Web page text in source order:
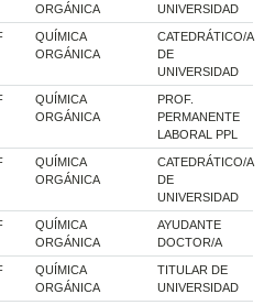
ORGÁNICA
UNIVERSIDAD
QUÍMICA
ORGÁNICA
CATEDRÁTICO/A
DE
UNIVERSIDAD
QUÍMICA
ORGÁNICA
PROF.
PERMANENTE
LABORAL PPL
QUÍMICA
ORGÁNICA
CATEDRÁTICO/A
DE
UNIVERSIDAD
QUÍMICA
ORGÁNICA
AYUDANTE
DOCTOR/A
QUÍMICA
ORGÁNICA
TITULAR DE
UNIVERSIDAD